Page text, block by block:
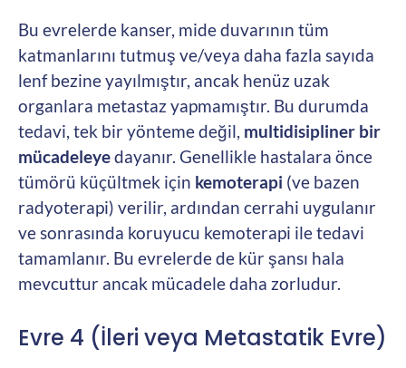
Bu evrelerde kanser, mide duvarının tüm
katmanlarını tutmuş ve/veya daha fazla sayıda
lenf bezine yayılmıştır, ancak henüz uzak
organlara metastaz yapmamıştır. Bu durumda
tedavi, tek bir yönteme değil, multidisipliner bir
mücadeleyedayanır. Genellikle hastalara önce
tümörü küçültmek için kemoterapi (ve bazen
radyoterapi) verilir, ardından cerrahi uygulanır
ve sonrasında koruyucu kemoterapi ile tedavi
tamamlanır. Bu evrelerde de kür şansı hala
mevcuttur ancak mücadele daha zorludur.
Evre 4 (İleri veya Metastatik Evre)